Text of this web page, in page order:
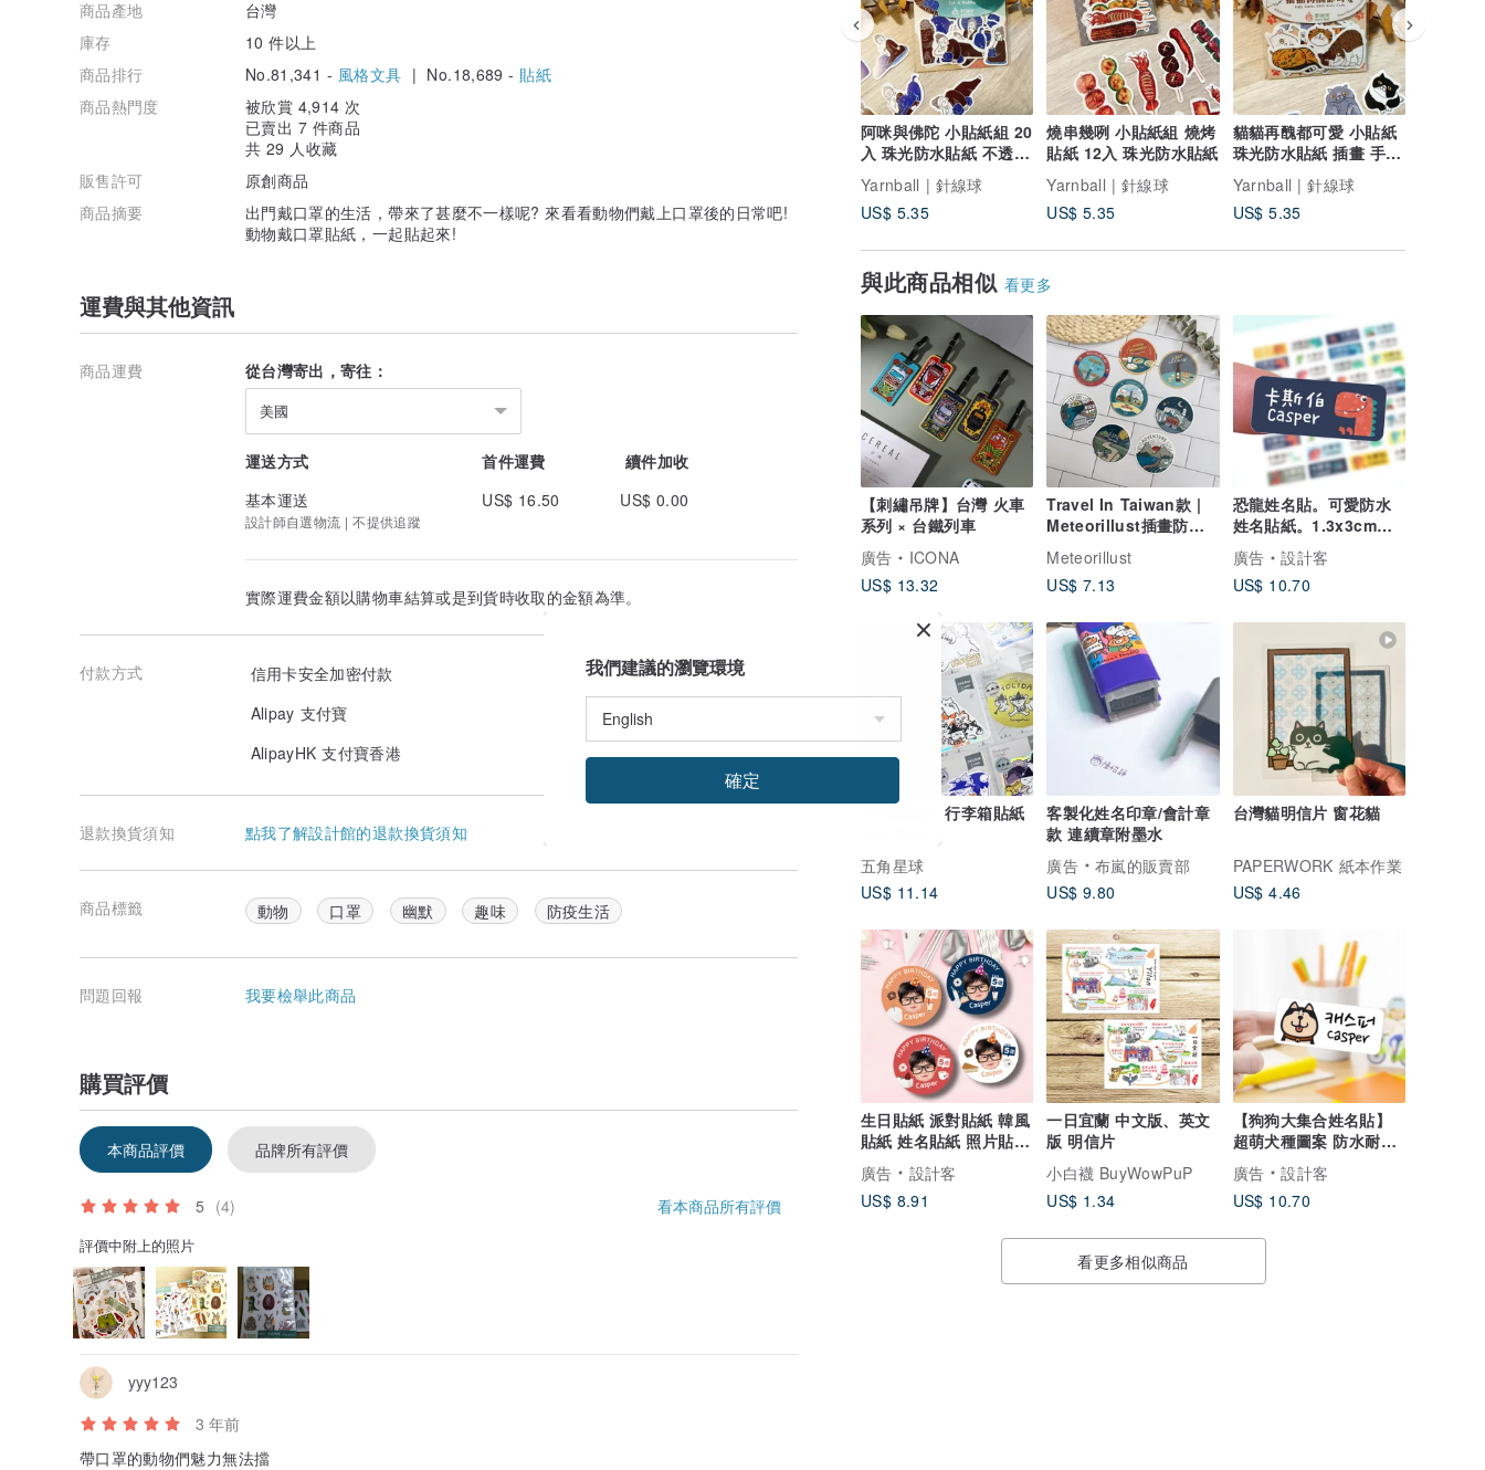
阿咪與佛陀 小貼紙組 20
入 珠光防水貼紙 不透明
貼紙
Yarnball | 針線球
US$ 5.35
燒串幾咧 小貼紙組 燒烤
貼紙 12入 珠光防水貼紙
Yarnball | 針線球
US$ 5.35
貓貓再醜都可愛 小貼紙
珠光防水貼紙 插畫 手帳
周邊
Yarnball | 針線球
US$ 5.35
與此商品相似 看更多
【刺繡吊牌】台灣 火車
系列 × 台鐵列車
廣告
ICONA
US$ 13.32
Travel In Taiwan款 |
Meteorillust插畫防水
行李貼紙
Meteorillust
US$ 7.13
恐龍姓名貼。可愛防水
姓名貼紙。1.3x3cm方
形貼144枚
廣告
設計客
US$ 10.70
大貼紙集合 行李箱貼紙
五角星球
US$ 11.14
客製化姓名印章/會計章
款 連續章附墨水
廣告
布嵐的販賣部
US$ 9.80
台灣貓明信片 窗花貓
PAPERWORK 紙本作業
US$ 4.46
生日貼紙 派對貼紙 韓風
貼紙 姓名貼紙 照片貼紙
輪廓貼紙
廣告
設計客
US$ 8.91
一日宜蘭 中文版、英文
版 明信片
小白襪 BuyWowPuP
US$ 1.34
【狗狗大集合姓名貼】
超萌犬種圖案 防水耐洗
可客製 幼兒園文具
廣告
設計客
US$ 10.70
看更多相似商品
商品產地
台灣
庫存
10 件以上
商品排行
No.81,341 - 風格文具 | No.18,689 - 貼紙
商品熱門度
被欣賞 4,914 次
已賣出 7 件商品
共 29 人收藏
販售許可
原創商品
商品摘要
出門戴口罩的生活，帶來了甚麼不一樣呢? 來看看動物們戴上口罩後的日常吧!
動物戴口罩貼紙，一起貼起來!
運費與其他資訊
商品運費 從台灣寄出，寄往：
美國
運送方式 首件運費
續件加收
基本運送
US$ 16.50 US$ 0.00
設計師自選物流 | 不提供追蹤
實際運費金額以購物車結算或是到貨時收取的金額為準。
付款方式
信用卡安全加密付款
Alipay 支付寶
AlipayHK 支付寶香港
退款換貨須知 點我了解設計館的退款換貨須知
商品標籤 動物 口罩 幽默 趣味 防疫生活
問題回報 我要檢舉此商品
購買評價
本商品評價 品牌所有評價
5 (4) 看本商品所有評價
評價中附上的照片
yyy123
3 年前
帶口罩的動物們魅力無法擋
我們建議的瀏覽環境
確定